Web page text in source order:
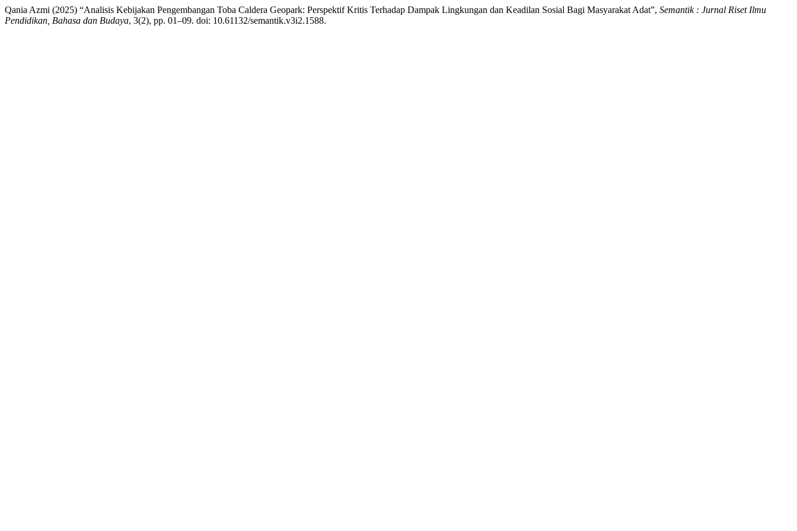
Qania Azmi (2025) “Analisis Kebijakan Pengembangan Toba Caldera Geopark: Perspektif Kritis Terhadap Dampak Lingkungan dan Keadilan Sosial Bagi Masyarakat Adat”, Semantik : Jurnal Riset Ilmu
Pendidikan, Bahasa dan Budaya, 3(2), pp. 01–09. doi: 10.61132/semantik.v3i2.1588.